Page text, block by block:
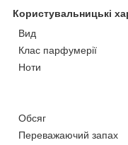
Користувальницькі
Вид
Клас парфумерії
Ноти
Обсяг
Переважаючий запах